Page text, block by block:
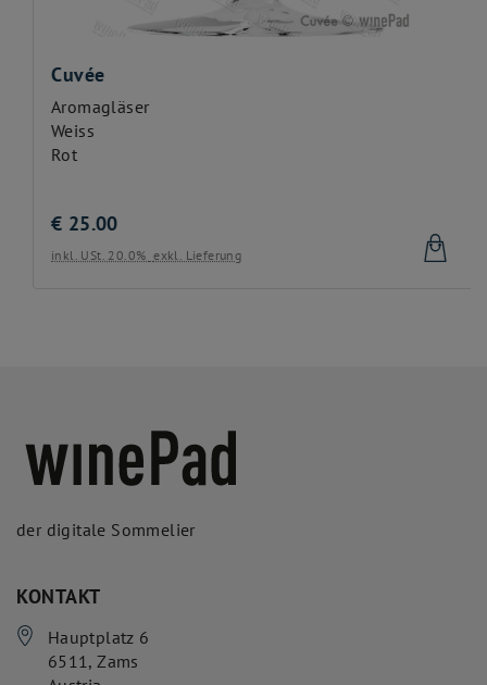
Cuvée
Aromagläser
Weiss
Rot
€25.00
inkl. USt. 20.0% exkl. Lieferung
der digitale Sommelier
KONTAKT
Hauptplatz 6
6511,Zams